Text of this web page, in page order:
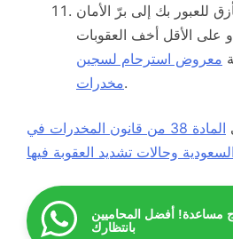
للعبور بك إلى برّ الأمان
على الأقل أخف العقوبات
معروض استرحام لسجين
مخدرات.
المادة 38 من قانون المخدرات في
السعودية وحالات تشديد العقوبة فيها
مساعدة! أفضل المحاميين
بانتظارك